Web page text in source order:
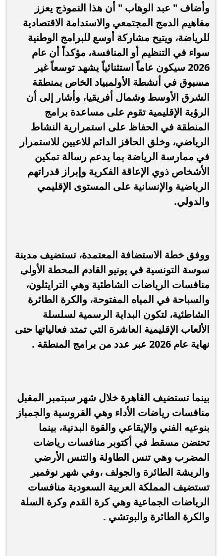
وأضاف " عبد الوهاب " أن هذا النموذج يعزز
مفاهيم الدمج المجتمعي والاستدامة الاقتصادية
للرياضة، ويتيح مشاركة أوسع للبرامج الوطنية
سواء في التنظيم أو المنافسة، مؤكداً أن عام
2026 سيكون عاماً استثنائياً يشهد توسعاً غير
مسبوق في أنشطة الأولمبياد الخاص بمنطقة
الشرق الأوسط وشمال أفريقيا، وأشار إلى أن
الرؤية الإقليمية تقوم على مساعدة برامج
المنطقة في الحفاظ على استمرارية النشاط
الرياضي، وخلق الحافز الدائم للاعبين للاستمرار
في ممارسة الرياضة بما يدعم رسالة تمكين
الأشخاص ذوي الإعاقة الفكرية وإبراز قدراتهم
الرياضية والإنسانية على المستوى الإقليمي
والدولي.
ووفق خطة الاستضافة المعتمدة، تستضيف مدينة
سوسة التونسية في يونيو القادم المحطة الأولى
منافسات الرياضات الشاطئية وهي الترايثلون،
والسباحة في المياه المفتوحة، والكرة الطائرة
الشاطئية، لتكون البداية الرسمية لسلسلة
الألعاب الإقليمية العاشرة التي تمتد فعالياتها حتى
نهاية عام 2026 عبر عدد من برامج المنطقة .
بينما تستضيف القاهرة خلال شهر سبتمبر المقبل
منافسات رياضات الأداء وهي الفروسية والجمباز
بنوعيه الفني والإيقاعي والقوة البدنية، بينما
تحتضن مسقط في أكتوبر منافسات رياضات
المضرب وهي تنس الطاولة والتنس الأرضي
والريشة الطائرة والجولف ،وفي شهر نوفمبر
تستضيف المملكة العربية السعودية منافسات
الرياضات الجماعية وهي كرة القدم وكرة السلة
والكرة الطائرة والبوتشي .